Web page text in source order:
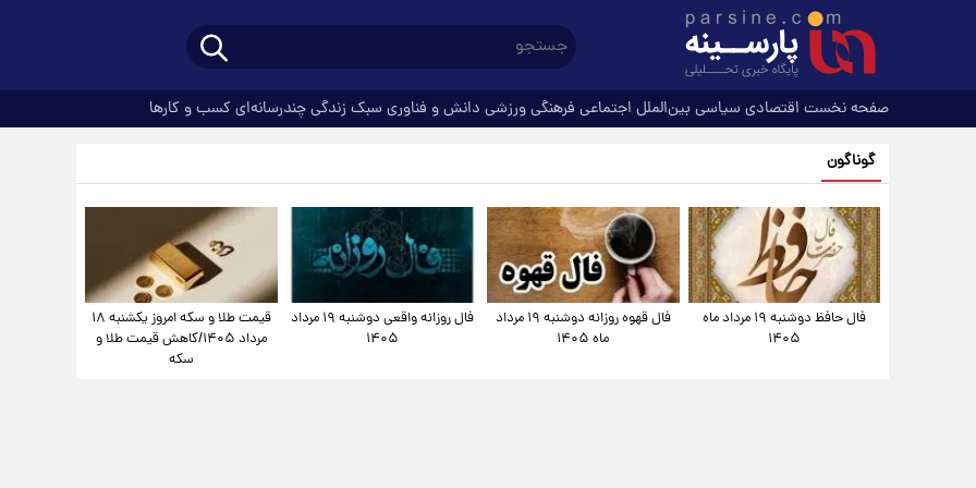
صفحه نخست اقتصادی سیاسی بین‌الملل اجتماعی فرهنگیورزشی دانش و فناوری سبک زندگیچندرسانه‌ای کسب و کارها
گوناگون
فال حافظ دوشنبه ۱۹ مرداد ماه
۱۴۰۵
فال قهوه روزانه دوشنبه ۱۹ مرداد
ماه ۱۴۰۵
فال روزانه واقعی دوشنبه ۱۹ مرداد
۱۴۰۵
قیمت طلا و سکه امروز یکشنبه ۱۸
مرداد ۱۴۰۵/کاهش قیمت طلا و
سکه